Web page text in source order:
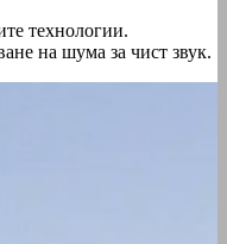
технологии.
на шума за чист звук.